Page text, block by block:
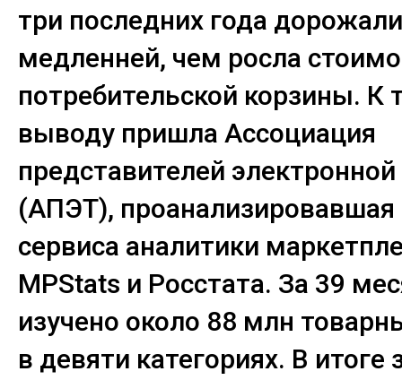
три последних года дорожали
медленней, чем росла
потребительской корзины. К
выводу пришла Ассоциация
представителей
(АПЭТ),
сервиса аналитики
MPStats и Росстата. За 39
изучено около 88 млн
в девяти категориях. В итоге